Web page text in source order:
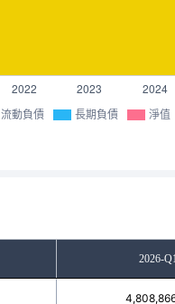
流動負債 長期負債 淨值
2026-Q1